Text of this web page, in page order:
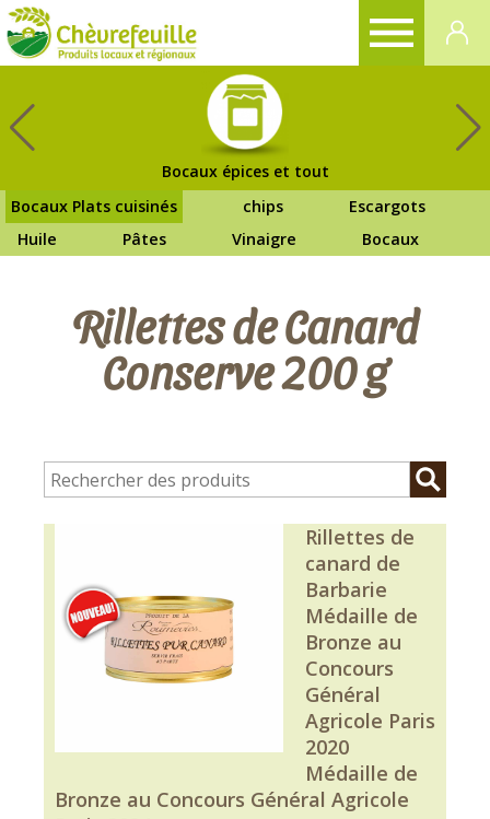
Bocaux épices et tout
Bocaux Plats cuisinés
chips
Escargots
Huile
Pâtes Vinaigre Bocaux
Rillettes de Canard
Conserve 200 g
Rillettes de
canard de
Barbarie
Médaille de
Bronze au
Concours
Général
Agricole Paris
2020
Médaille de
Bronze au Concours Général Agricole